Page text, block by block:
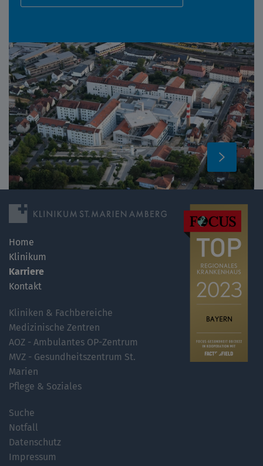
Home
Klinikum
Karriere
Kontakt
Kliniken & Fachbereiche
Medizinische Zentren
AOZ - Ambulantes OP-Zentrum
MVZ - Gesundheitszentrum St.
Marien
Pflege & Soziales
Suche
Notfall
Datenschutz
Impressum